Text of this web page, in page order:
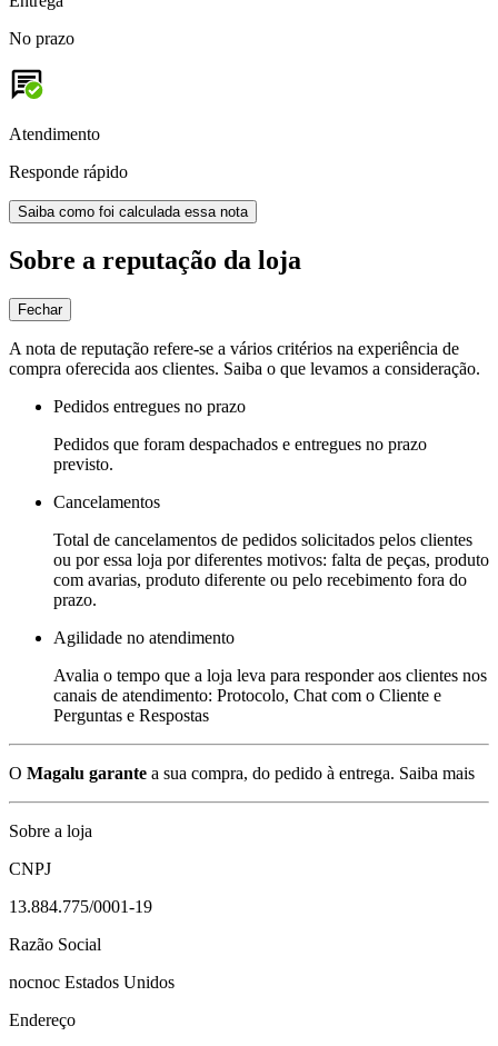
No prazo
Atendimento
Responde rápido
Saiba como foi calculada essa nota
Sobre a reputação da loja
Fechar
A nota de reputação refere-se a vários critérios na experiência de
compra oferecida aos clientes. Saiba o que levamos a consideração.
Pedidos entregues no prazo
Pedidos que foram despachados e entregues no prazo
previsto.
Cancelamentos
Total de cancelamentos de pedidos solicitados pelos clientes
ou por essa loja por diferentes motivos: falta de peças, produto
com avarias, produto diferente ou pelo recebimento fora do
prazo.
Agilidade no atendimento
Avalia o tempo que a loja leva para responder aos clientes nos
canais de atendimento: Protocolo, Chat com o Cliente e
Perguntas e Respostas
O Magalu garante a sua compra, do pedido à entrega. Saiba mais
Sobre a loja
CNPJ
13.884.775/0001-19
Razão Social
nocnoc Estados Unidos
Endereço